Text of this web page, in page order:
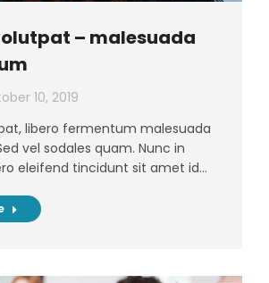
– malesuada
10, 2019
libero fermentum malesuada
vel sodales quam. Nunc in
eleifend tincidunt sit amet id…